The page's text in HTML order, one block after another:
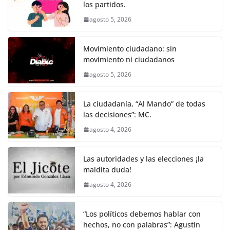
b
o
o
k
A
p
n
er
los partidos.
agosto 5, 2026
Movimiento ciudadano: sin
movimiento ni ciudadanos
agosto 5, 2026
La ciudadanía, “Al Mando” de todas
las decisiones”: MC.
agosto 4, 2026
Las autoridades y las elecciones ¡la
maldita duda!
agosto 4, 2026
“Los políticos debemos hablar con
hechos, no con palabras”: Agustín